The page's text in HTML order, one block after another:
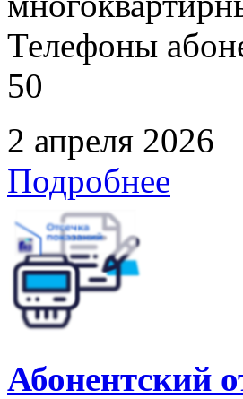
Телефоны
50
2 апреля 2026
Подробнее
Абонентский